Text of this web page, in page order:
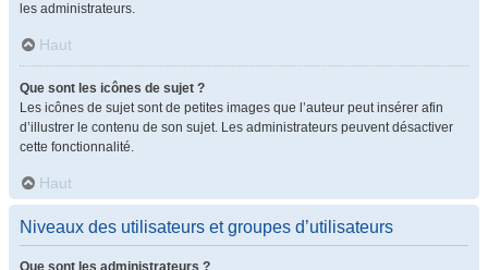
les administrateurs.
Haut
Que sont les icônes de sujet ?
Les icônes de sujet sont de petites images que l’auteur peut insérer afin
d’illustrer le contenu de son sujet. Les administrateurs peuvent désactiver
cette fonctionnalité.
Haut
Niveaux des utilisateurs et groupes d’utilisateurs
Que sont les administrateurs ?